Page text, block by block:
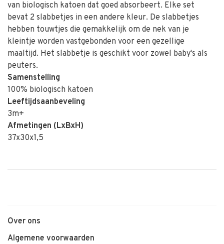
van biologisch katoen dat goed absorbeert. Elke set
bevat 2 slabbetjes in een andere kleur. De slabbetjes
hebben touwtjes die gemakkelijk om de nek van je
kleintje worden vastgebonden voor een gezellige
maaltijd. Het slabbetje is geschikt voor zowel baby's als
peuters.
Samenstelling
100% biologisch katoen
Leeftijdsaanbeveling
3m+
Afmetingen (LxBxH)
37x30x1,5
Over ons
Algemene voorwaarden